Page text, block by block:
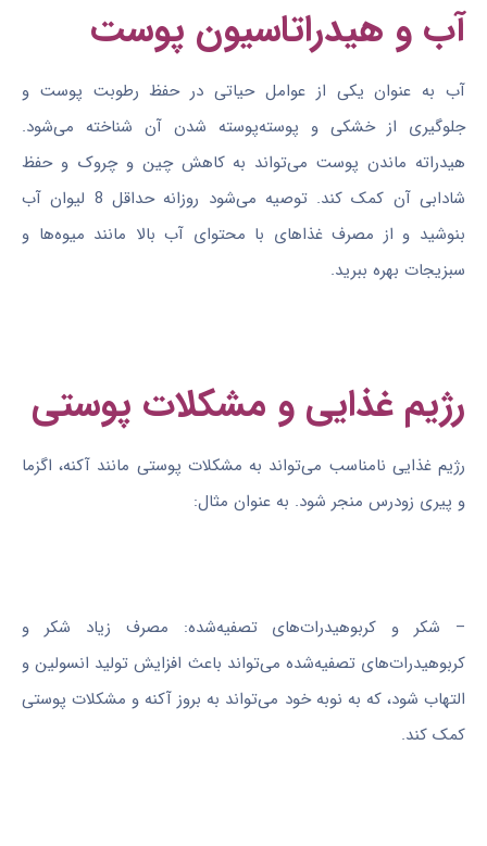
آب و هیدراتاسیون پوست
آب به عنوان یکی از عوامل حیاتی در حفظ رطوبت پوست و
جلوگیری از خشکی و پوسته‌پوسته شدن آن شناخته می‌شود.
هیدراته ماندن پوست می‌تواند به کاهش چین و چروک و حفظ
شادابی آن کمک کند. توصیه می‌شود روزانه حداقل 8 لیوان آب
بنوشید و از مصرف غذاهای با محتوای آب بالا مانند میوه‌ها و
سبزیجات بهره ببرید.
رژیم غذایی و مشکلات پوستی
رژیم غذایی نامناسب می‌تواند به مشکلات پوستی مانند آکنه، اگزما
و پیری زودرس منجر شود. به عنوان مثال:
– شکر و کربوهیدرات‌های تصفیه‌شده: مصرف زیاد شکر و
کربوهیدرات‌های تصفیه‌شده می‌تواند باعث افزایش تولید انسولین و
التهاب شود، که به نوبه خود می‌تواند به بروز آکنه و مشکلات پوستی
کمک کند.